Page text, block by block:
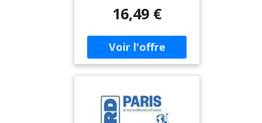
De Ces Grimoires
Chez Les Héritiers
De Béringos Fratres
À L'Enseigne
D'Agrippa, À Lyon
medium : Taschenbuch,
publicationDate : 1998-02-
03, authors : Collectif,
ISBN : 2226086331
16,49 €